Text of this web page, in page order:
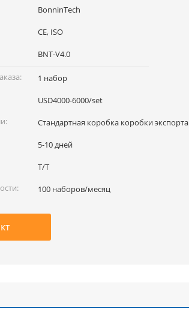
BonninTech
CE, ISO
BNT-V4.0
1 набор
USD4000-6000/set
Стандартная коробка коробки экспорта
5-10 дней
T/T
100 наборов/месяц